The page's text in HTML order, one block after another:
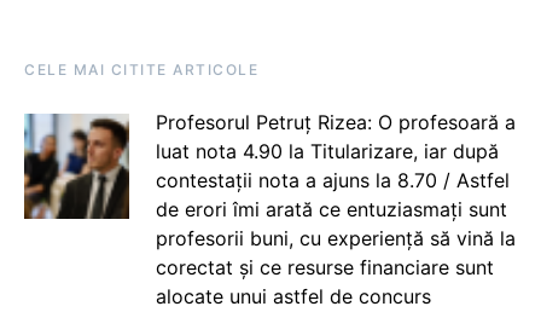
CELE MAI CITITE ARTICOLE
Profesorul Petruț Rizea: O profesoară a
luat nota 4.90 la Titularizare, iar după
contestații nota a ajuns la 8.70 / Astfel
de erori îmi arată ce entuziasmați sunt
profesorii buni, cu experiență să vină la
corectat și ce resurse financiare sunt
alocate unui astfel de concurs